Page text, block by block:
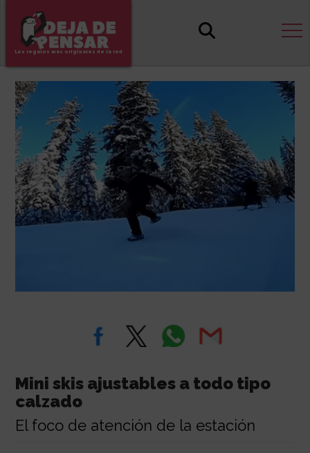
Los regalos más originales de la red
Mini skis ajustables a todo tipo
calzado
El foco de atención de la estación